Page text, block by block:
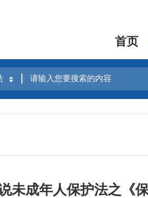
首页
未成年人保护法之《